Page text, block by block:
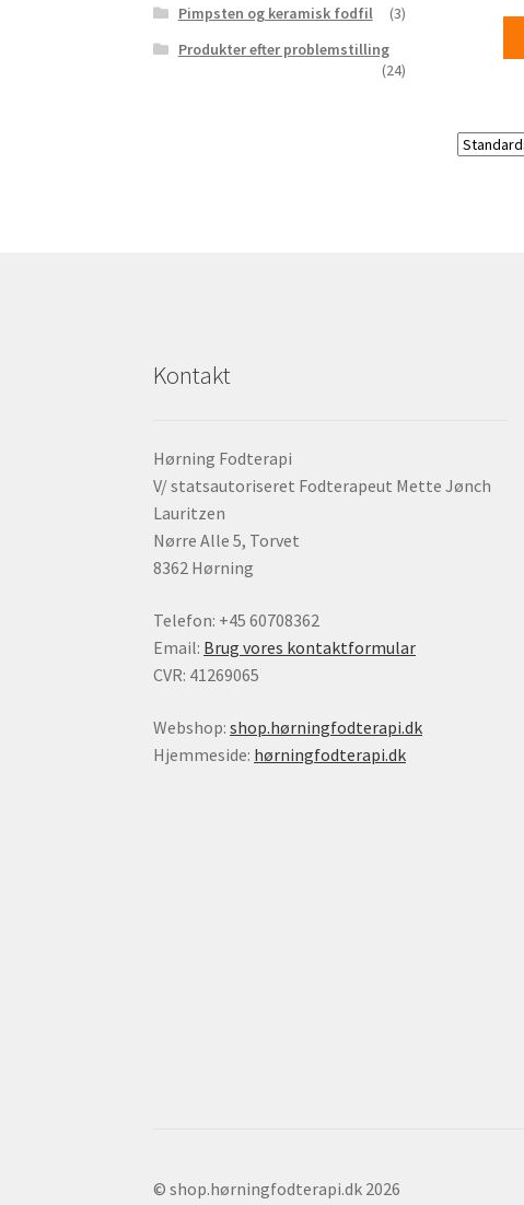
Pimpsten og keramisk fodfil
(3)
Produkter efter problemstilling
(24)
Kontakt
Hørning Fodterapi
V/ statsautoriseret Fodterapeut Mette Jønch
Lauritzen
Nørre Alle 5, Torvet
8362 Hørning
Telefon: +45 60708362
Email: Brug vores kontaktformular
CVR: 41269065
Webshop:shop.hørningfodterapi.dk
Hjemmeside: hørningfodterapi.dk
© shop.hørningfodterapi.dk 2026